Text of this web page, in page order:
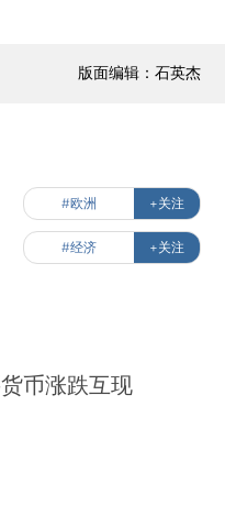
版面编辑：石英杰
#欧洲 +关注
#经济 +关注
币涨跌互现